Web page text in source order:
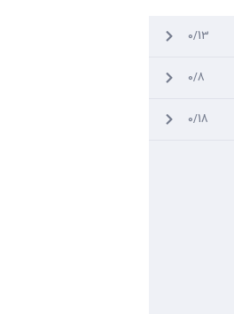
0/13
0/8
0/18